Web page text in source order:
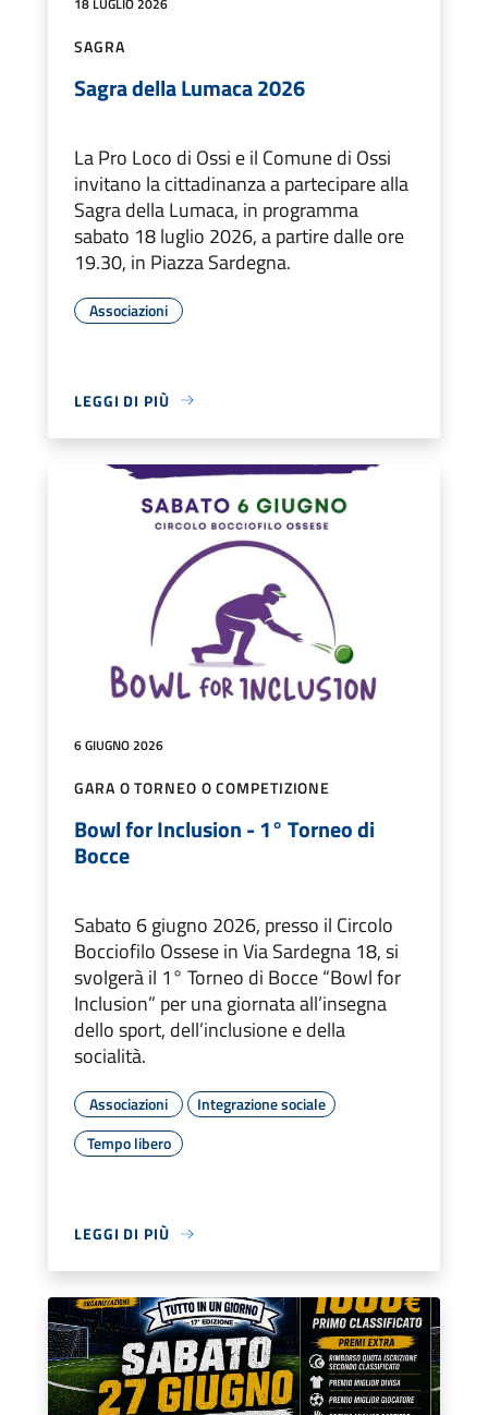
SAGRA
Sagra della Lumaca 2026
La Pro Loco di Ossi e il Comune di Ossi
invitano la cittadinanza a partecipare alla
Sagra della Lumaca, in programma
sabato 18 luglio 2026, a partire dalle ore
19.30, in Piazza Sardegna.
Associazioni
LEGGI DI PIÙ
6 GIUGNO 2026
GARA O TORNEO O COMPETIZIONE
Bowl for Inclusion - 1° Torneo di
Bocce
Sabato 6 giugno 2026, presso il Circolo
Bocciofilo Ossese in Via Sardegna 18, si
svolgerà il 1° Torneo di Bocce “Bowl for
Inclusion” per una giornata all’insegna
dello sport, dell’inclusione e della
socialità.
Associazioni
Integrazione sociale
Tempo libero
LEGGI DI PIÙ